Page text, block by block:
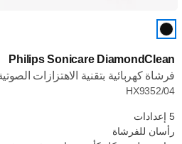
Philips Sonicare DiamondClean
فرشاة كهربائية بتقنية الاهتزازات الصوتية
HX9352/04
5 إعدادات
رأسان للفرشاة